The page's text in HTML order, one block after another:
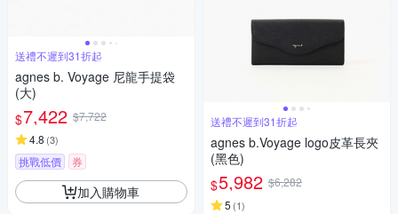
送禮不遲到31折起
agnes b. Voyage 尼龍手提袋
(大)
$7,422 $7,722
4.8 (3)
挑戰低價 券
加入購物車
送禮不遲到31折起
agnes b.Voyage logo皮革長夾
(黑色)
$5,982 $6,282
5 (1)